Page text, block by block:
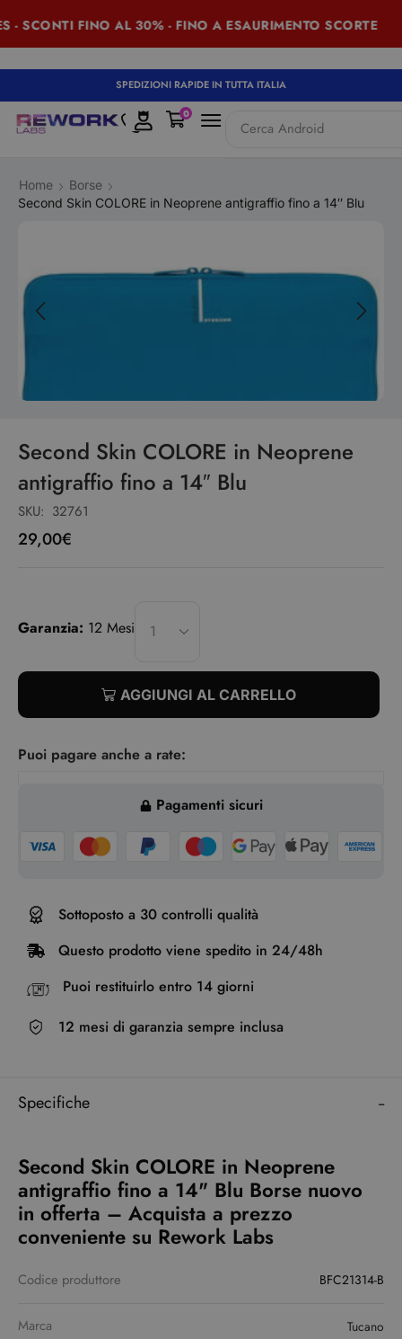
- SCONTI FINO AL 30% - FINO A ESAURIMENTO SCORTE
SPEDIZIONI RAPIDE IN TUTTA ITALIA
Cerca Android
0
Home
Borse
Second Skin COLORE in Neoprene antigraffio fino a 14″ Blu
Second Skin COLORE in Neoprene
antigraffio fino a 14″ Blu
SKU: 32761
29,00€
Garanzia: 12 Mesi
AGGIUNGI AL CARRELLO
Puoi pagare anche a rate:
Pagamenti sicuri
Sottoposto a 30 controlli qualità
Questo prodotto viene spedito in 24/48h
Puoi restituirlo entro 14 giorni
12 mesi di garanzia sempre inclusa
Specifiche
Second Skin COLORE in Neoprene
antigraffio fino a 14" Blu Borse nuovo
in offerta – Acquista a prezzo
conveniente su Rework Labs
Codice produttore BFC21314-B
Marca Tucano